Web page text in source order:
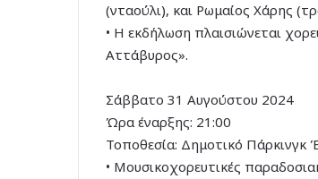
(νταούλι), και Ρωμαίος Χάρης
• Η εκδήλωση πλαισιώνεται
Αττάβυρος».
Σάββατο 31 Αυγούστου 2024
Ώρα έναρξης: 21:00
Τοποθεσία: Δημοτικό Πάρκινγκ
• Μουσικοχορευτικές